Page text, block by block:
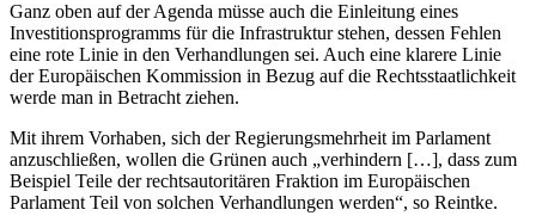
Ganz oben auf der Agenda müsse auch die Einleitung eines
Investitionsprogramms für die Infrastruktur stehen, dessen Fehlen
eine rote Linie in den Verhandlungen sei. Auch eine klarere Linie
der Europäischen Kommission in Bezug auf die Rechtsstaatlichkeit
werde man in Betracht ziehen.
Mit ihrem Vorhaben, sich der Regierungsmehrheit im Parlament
anzuschließen, wollen die Grünen auch „verhindern […], dass zum
Beispiel Teile der rechtsautoritären Fraktion im Europäischen
Parlament Teil von solchen Verhandlungen werden“, so Reintke.